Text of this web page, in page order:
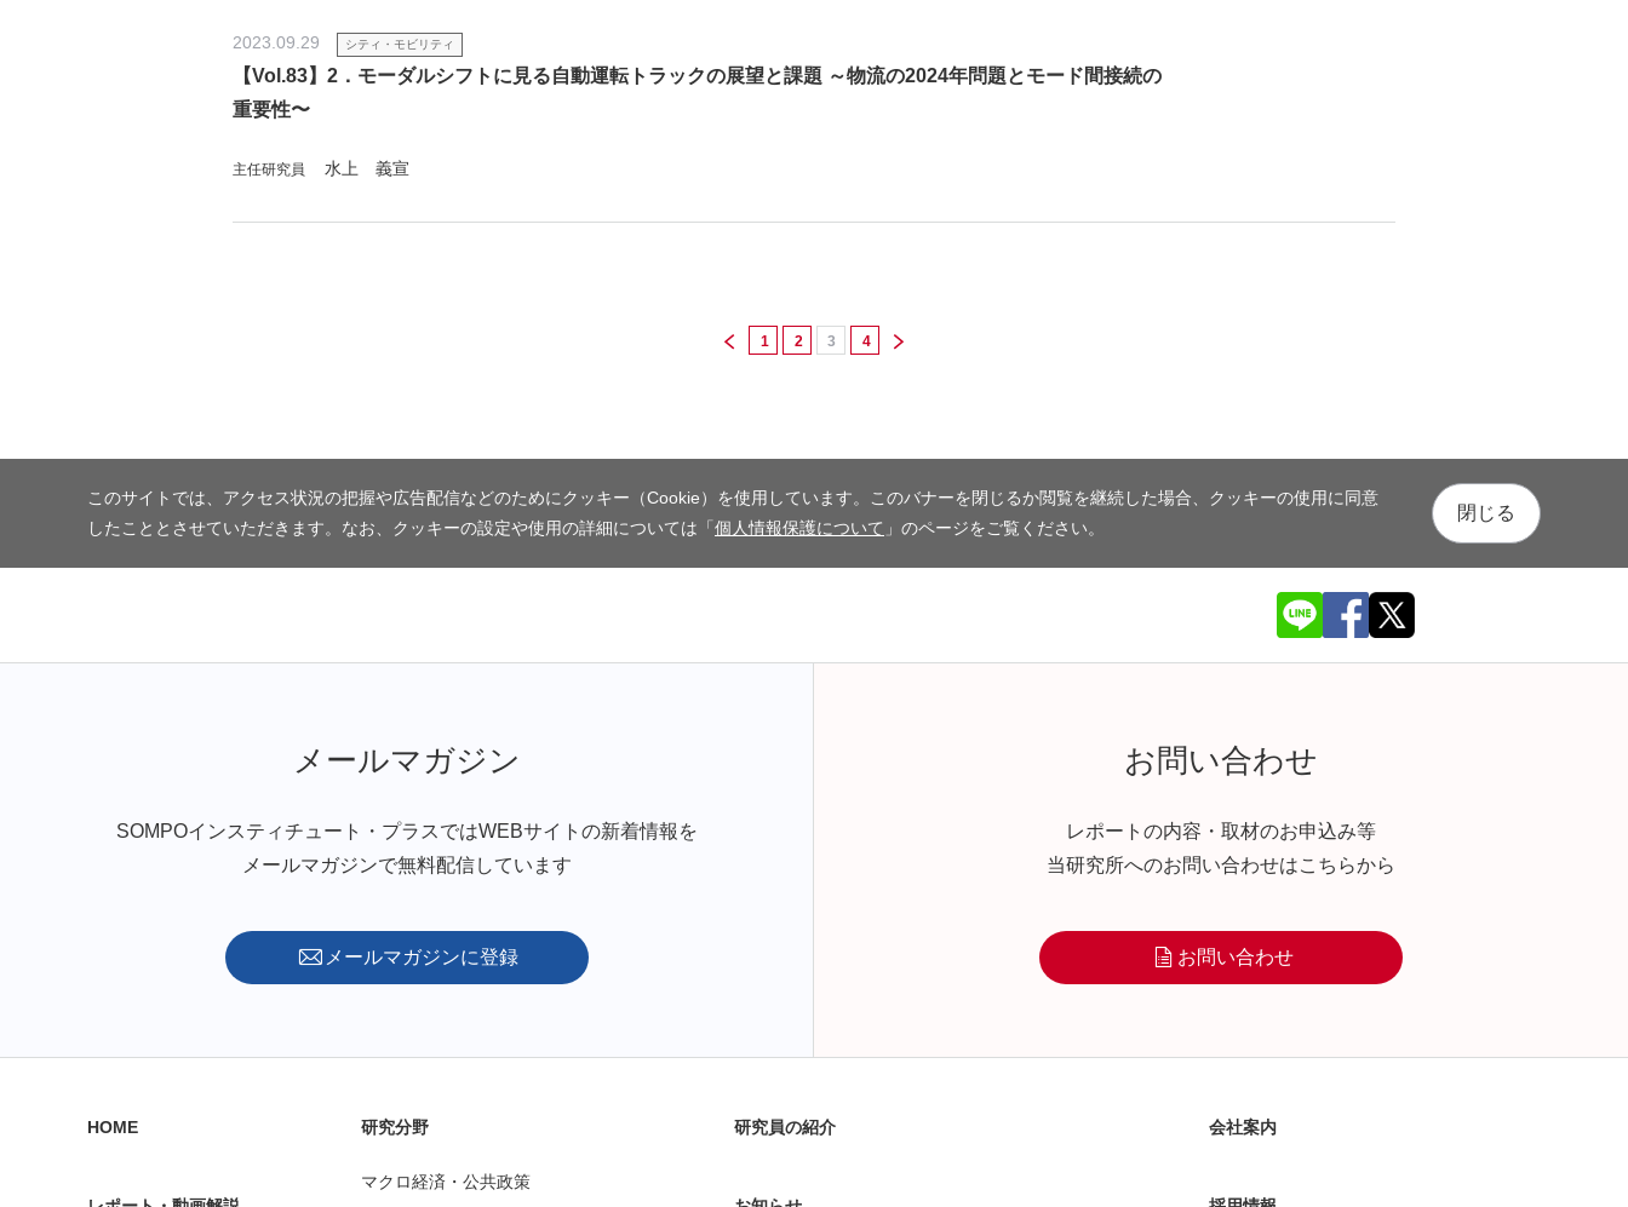
2023.09.29 シティ・モビリティ
【Vol.83】2．モーダルシフトに見る自動運転トラックの展望と課題 ～物流の2024年問題とモード間接続の
重要性〜
主任研究員 水上 義宣
1 2 3 4
このサイトでは、アクセス状況の把握や広告配信などのためにクッキー（Cookie）を使用しています。このバナーを閉じるか閲覧を継続した場合、クッキーの使用に同意
したこととさせていただきます。なお、クッキーの設定や使用の詳細については「個人情報保護について 」のページをご覧ください。
閉じる
メールマガジン
SOMPOインスティチュート・プラスではWEBサイトの新着情報を
メールマガジンで無料配信しています
メールマガジンに登録
お問い合わせ
レポートの内容・取材のお申込み等
当研究所へのお問い合わせはこちらから
お問い合わせ
HOME 研究分野
マクロ経済・公共政策
研究員の紹介 会社案内